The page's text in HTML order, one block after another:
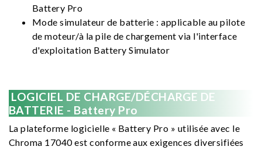
Battery Pro
Mode simulateur de batterie : applicable au pilote
de moteur/à la pile de chargement via l'interface
d'exploitation Battery Simulator
LOGICIEL DE CHARGE/DÉCHARGE DE
BATTERIE - Battery Pro
La plateforme logicielle « Battery Pro » utilisée avec le
Chroma 17040 est conforme aux exigences diversifiées